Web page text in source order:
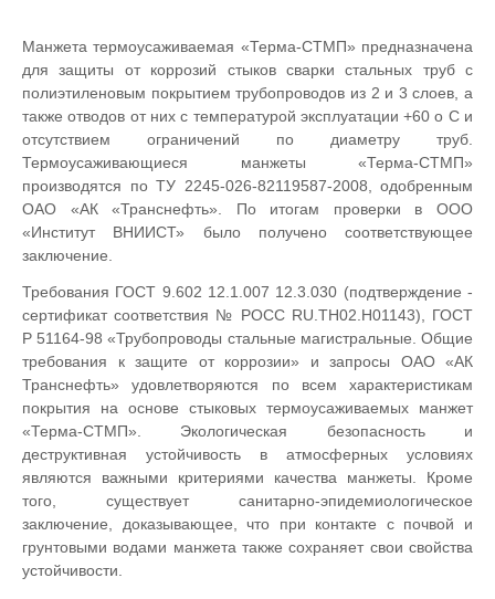
Манжета термоусаживаемая «Терма-СТМП» предназначена
для защиты от коррозий стыков сварки стальных труб с
полиэтиленовым покрытием трубопроводов из 2 и 3 слоев, а
также отводов от них с температурой эксплуатации +60 о С и
отсутствием ограничений по диаметру труб.
Термоусаживающиеся манжеты «Терма-СТМП»
производятся по ТУ 2245-026-82119587-2008, одобренным
ОАО «АК «Транснефть». По итогам проверки в ООО
«Институт ВНИИСТ» было получено соответствующее
заключение.
Требования ГОСТ 9.602 12.1.007 12.3.030 (подтверждение -
сертификат соответствия № РОСС RU.TH02.H01143), ГОСТ
Р 51164-98 «Трубопроводы стальные магистральные. Общие
требования к защите от коррозии» и запросы ОАО «АК
Транснефть» удовлетворяются по всем характеристикам
покрытия на основе стыковых термоусаживаемых манжет
«Терма-СТМП». Экологическая безопасность и
деструктивная устойчивость в атмосферных условиях
являются важными критериями качества манжеты. Кроме
того, существует санитарно-эпидемиологическое
заключение, доказывающее, что при контакте с почвой и
грунтовыми водами манжета также сохраняет свои свойства
устойчивости.